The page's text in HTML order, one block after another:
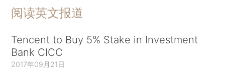
阅读英文报道
Tencent to Buy 5% Stake in Investment
Bank CICC
2017年09月21日